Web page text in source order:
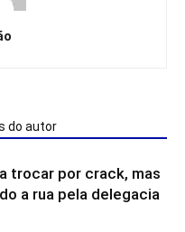
do autor
trocar por crack, mas
a rua pela delegacia